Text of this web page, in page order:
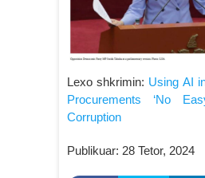
Lexo shkrimin: Using AI
Procurements ‘No
Corruption
Publikuar: 28 Tetor, 2024